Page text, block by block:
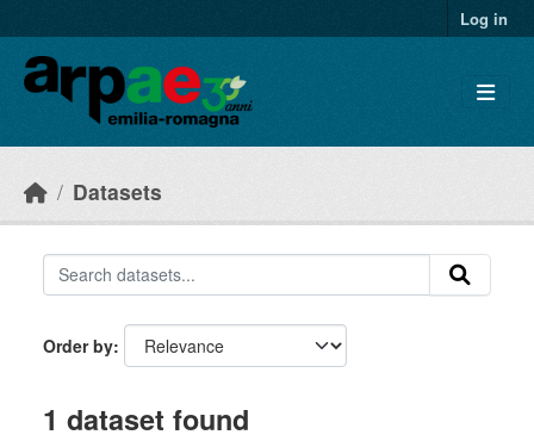
Log in
Datasets
Order by
1 dataset found